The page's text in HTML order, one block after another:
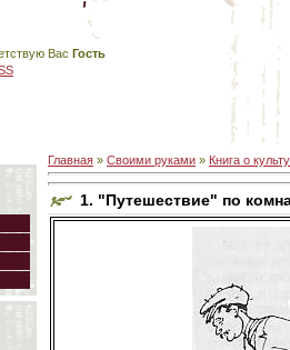
Вас Гость
Главная » Своими руками » Книга о
1. "Путешествие" по